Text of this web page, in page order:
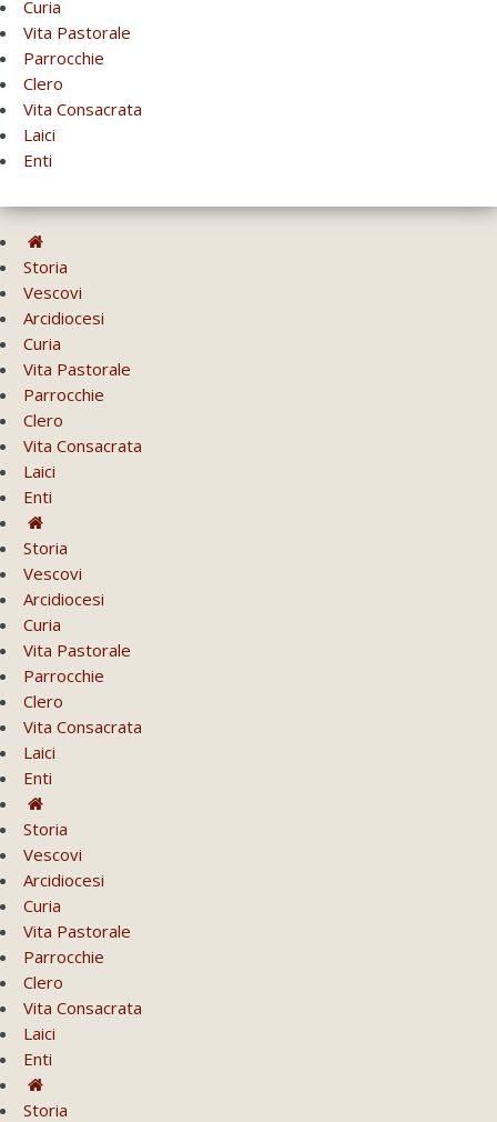
Curia
Vita Pastorale
Parrocchie
Clero
Vita Consacrata
Laici
Enti
Storia
Vescovi
Arcidiocesi
Curia
Vita Pastorale
Parrocchie
Clero
Vita Consacrata
Laici
Enti
Storia
Vescovi
Arcidiocesi
Curia
Vita Pastorale
Parrocchie
Clero
Vita Consacrata
Laici
Enti
Storia
Vescovi
Arcidiocesi
Curia
Vita Pastorale
Parrocchie
Clero
Vita Consacrata
Laici
Enti
Storia